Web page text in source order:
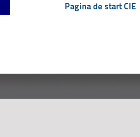
Pagina de start CIE